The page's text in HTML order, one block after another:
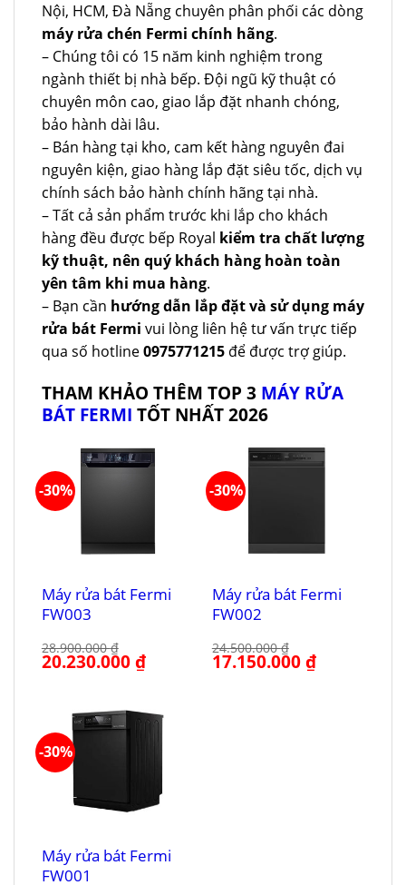
Nội, HCM, Đà Nẵng chuyên phân phối các dòng
máy rửa chén Fermi chính hãng.
– Chúng tôi có 15 năm kinh nghiệm trong
ngành thiết bị nhà bếp. Đội ngũ kỹ thuật có
chuyên môn cao, giao lắp đặt nhanh chóng,
bảo hành dài lâu.
– Bán hàng tại kho, cam kết hàng nguyên đai
nguyên kiện, giao hàng lắp đặt siêu tốc, dịch vụ
chính sách bảo hành chính hãng tại nhà.
– Tất cả sản phẩm trước khi lắp cho khách
hàng đều được bếp Royal kiểm tra chất lượng
kỹ thuật, nên quý khách hàng hoàn toàn
yên tâm khi mua hàng.
– Bạn cần hướng dẫn lắp đặt và sử dụng máy
rửa bát Fermi vui lòng liên hệ tư vấn trực tiếp
qua số hotline0975771215 để được trợ giúp.
THAM KHẢO THÊM TOP 3 MÁY RỬA
BÁT FERMI TỐT NHẤT 2026
-30%
Máy rửa bát Fermi
FW003
28.900.000₫
Giá
gốc
20.230.000₫Giá
hiện
-30%
Máy rửa bát Fermi
FW002
24.500.000₫
Giá
gốc
17.150.000₫Giá
hiện
-30%
Máy rửa bát Fermi
FW001